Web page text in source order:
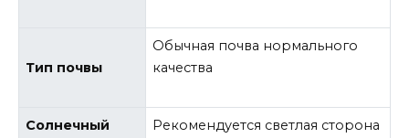
Тип почвы
Обычная почва нормального
качества
Солнечный
Рекомендуется светлая сторона